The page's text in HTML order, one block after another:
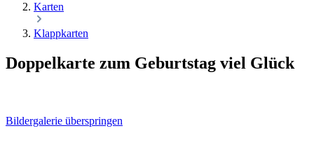
Karten
Klappkarten
Doppelkarte zum Geburtstag viel Glück
Bildergalerie überspringen